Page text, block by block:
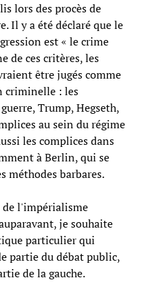
lors des procès de
Il y a été déclaré que le
est « le crime
de ces critères, les
être jugés comme
criminelle : les
Trump, Hegseth,
au sein du régime
les complices dans
à Berlin, qui se
méthodes barbares.
de l'impérialisme
je souhaite
particulier qui
partie du débat public,
de la gauche.